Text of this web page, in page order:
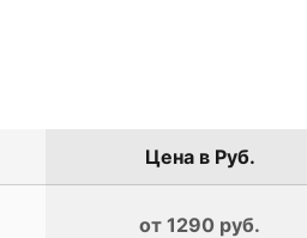
Цена в Руб.
от 1290 руб.